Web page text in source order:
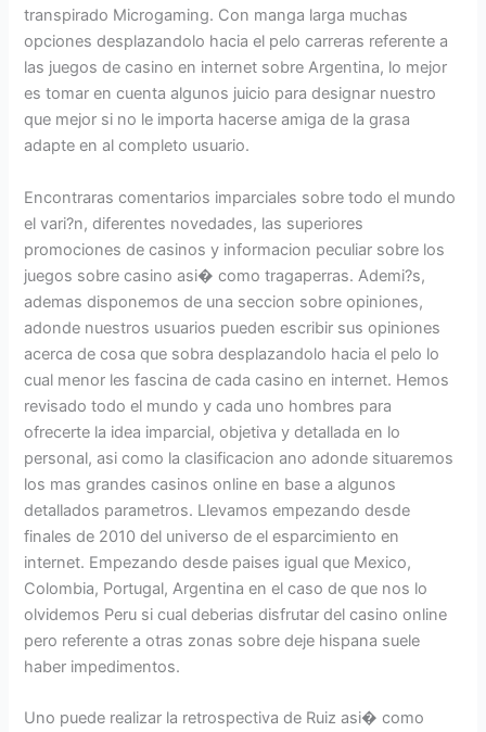
transpirado Microgaming. Con manga larga muchas
opciones desplazandolo hacia el pelo carreras referente a
las juegos de casino en internet sobre Argentina, lo mejor
es tomar en cuenta algunos juicio para designar nuestro
que mejor si no le importa hacerse amiga de la grasa
adapte en al completo usuario.
Encontraras comentarios imparciales sobre todo el mundo
el vari?n, diferentes novedades, las superiores
promociones de casinos y informacion peculiar sobre los
juegos sobre casino asi� como tragaperras. Ademi?s,
ademas disponemos de una seccion sobre opiniones,
adonde nuestros usuarios pueden escribir sus opiniones
acerca de cosa que sobra desplazandolo hacia el pelo lo
cual menor les fascina de cada casino en internet. Hemos
revisado todo el mundo y cada uno hombres para
ofrecerte la idea imparcial, objetiva y detallada en lo
personal, asi como la clasificacion ano adonde situaremos
los mas grandes casinos online en base a algunos
detallados parametros. Llevamos empezando desde
finales de 2010 del universo de el esparcimiento en
internet. Empezando desde paises igual que Mexico,
Colombia, Portugal, Argentina en el caso de que nos lo
olvidemos Peru si cual deberias disfrutar del casino online
pero referente a otras zonas sobre deje hispana suele
haber impedimentos.
Uno puede realizar la retrospectiva de Ruiz asi� como